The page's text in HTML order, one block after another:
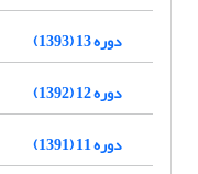
دوره 13 (1393)
دوره 12 (1392)
دوره 11 (1391)